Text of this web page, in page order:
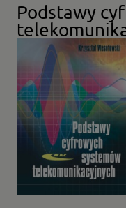
Podstawy